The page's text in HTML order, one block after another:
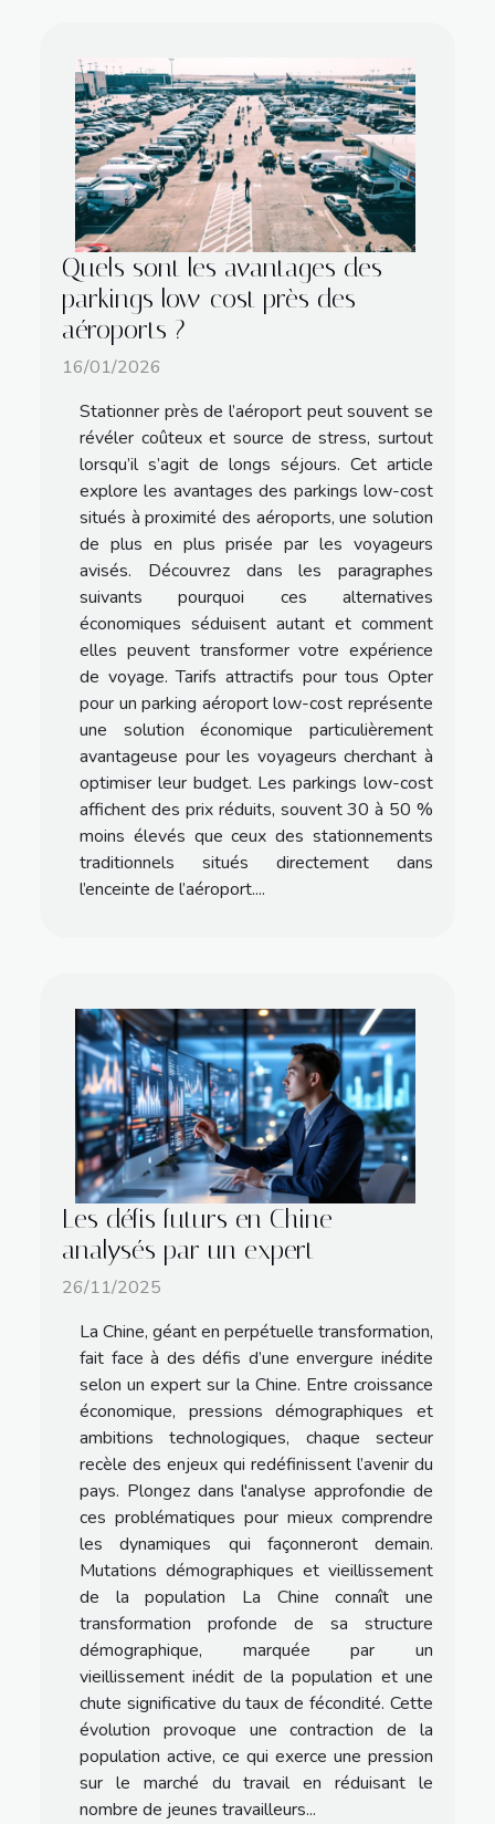
Quels sont les avantages des
parkings low-cost près des
aéroports ?
16/01/2026
Stationner près de l’aéroport peut souvent se
révéler coûteux et source de stress, surtout
lorsqu’il s’agit de longs séjours. Cet article
explore les avantages des parkings low-cost
situés à proximité des aéroports, une solution
de plus en plus prisée par les voyageurs
avisés. Découvrez dans les paragraphes
suivants pourquoi ces alternatives
économiques séduisent autant et comment
elles peuvent transformer votre expérience
de voyage. Tarifs attractifs pour tous Opter
pour un parking aéroport low-cost représente
une solution économique particulièrement
avantageuse pour les voyageurs cherchant à
optimiser leur budget. Les parkings low-cost
affichent des prix réduits, souvent 30 à 50 %
moins élevés que ceux des stationnements
traditionnels situés directement dans
l’enceinte de l’aéroport....
Les défis futurs en Chine
analysés par un expert
26/11/2025
La Chine, géant en perpétuelle transformation,
fait face à des défis d’une envergure inédite
selon un expert sur la Chine. Entre croissance
économique, pressions démographiques et
ambitions technologiques, chaque secteur
recèle des enjeux qui redéfinissent l’avenir du
pays. Plongez dans l'analyse approfondie de
ces problématiques pour mieux comprendre
les dynamiques qui façonneront demain.
Mutations démographiques et vieillissement
de la population La Chine connaît une
transformation profonde de sa structure
démographique, marquée par un
vieillissement inédit de la population et une
chute significative du taux de fécondité. Cette
évolution provoque une contraction de la
population active, ce qui exerce une pression
sur le marché du travail en réduisant le
nombre de jeunes travailleurs...